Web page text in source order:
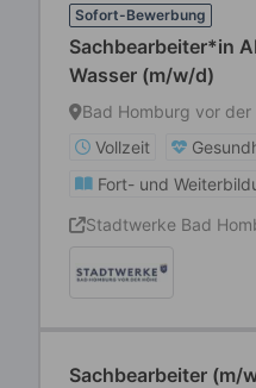
Sofort-Bewerbung
Sachbearbeiter*in
Wasser (m/w/d)
Bad Homburg vor der
Vollzeit
Fort- und
Stadtwerke Bad
Sachbearbeiter (m/